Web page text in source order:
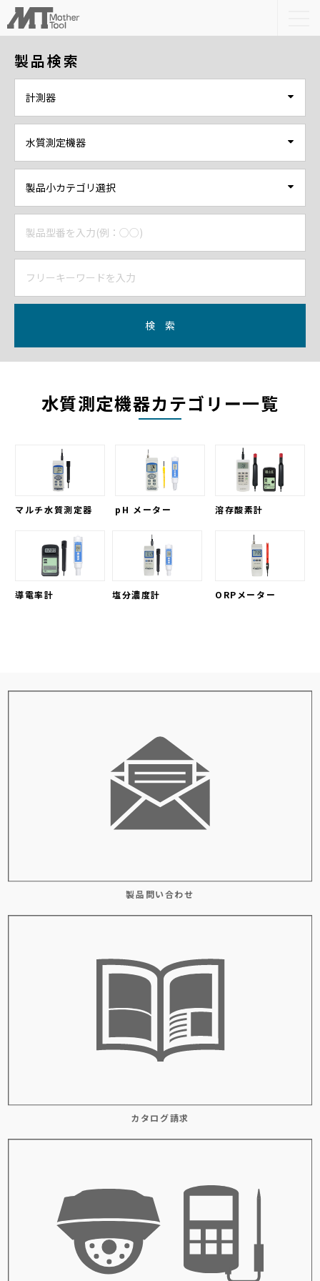
製品検索
検 索
水質測定機器カテゴリー一覧
マルチ水質測定器 pH メーター 溶存酸素計
導電率計 塩分濃度計 ORPメーター
製品問い合わせ
カタログ請求